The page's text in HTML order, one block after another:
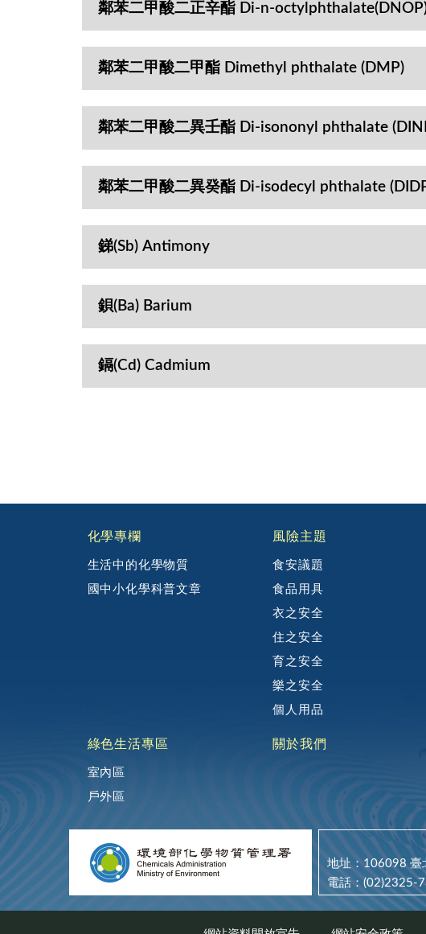
鄰苯二甲酸二正辛酯 Di-n-
鄰苯二甲酸二甲酯 Dimethyl phthalate (DMP)
鄰苯二甲酸二異壬酯 Di-isononyl phthalate
鄰苯二甲酸二異癸酯 Di-isodecyl phthalate
銻(Sb) Antimony
鋇(Ba) Barium
鎘(Cd) Cadmium
化學專欄
生活中的化學物質
國中小化學科普文章
風險主題
食安議題
食品用具
衣之安全
住之安全
育之安全
樂之安全
個人用品
綠色生活專區
室內區
戶外區
關於我們
地址：106098 臺
電話：(02)2325-